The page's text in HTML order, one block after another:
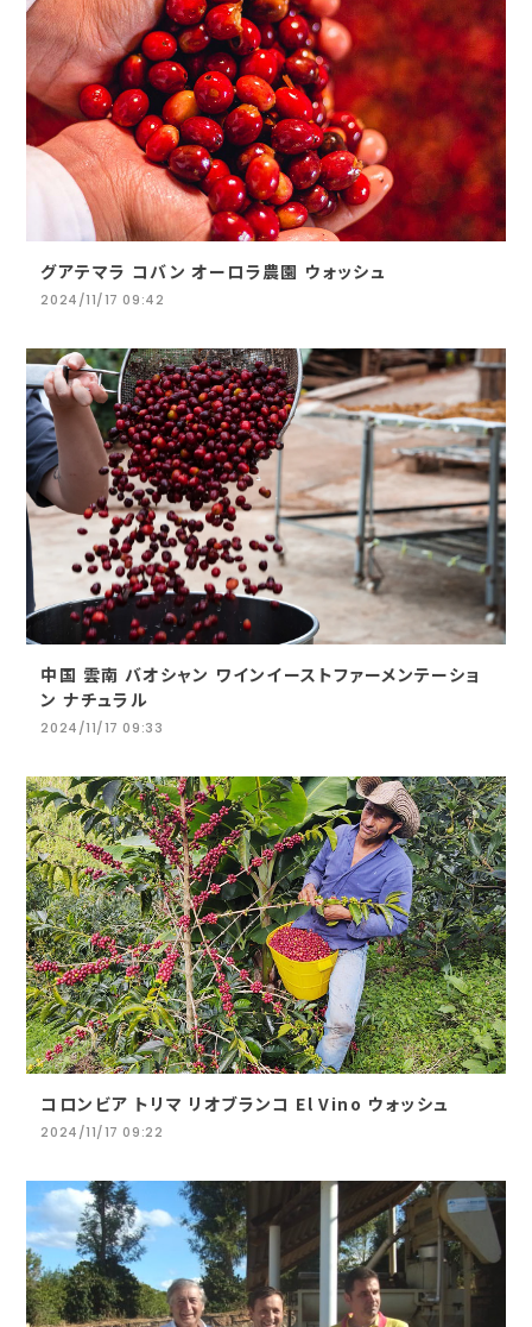
グアテマラ コバン オーロラ農園 ウォッシュ
2024/11/17 09:42
中国 雲南 バオシャン ワインイーストファーメンテーショ
ン ナチュラル
2024/11/17 09:33
コロンビア トリマ リオブランコ El Vino ウォッシュ
2024/11/17 09:22